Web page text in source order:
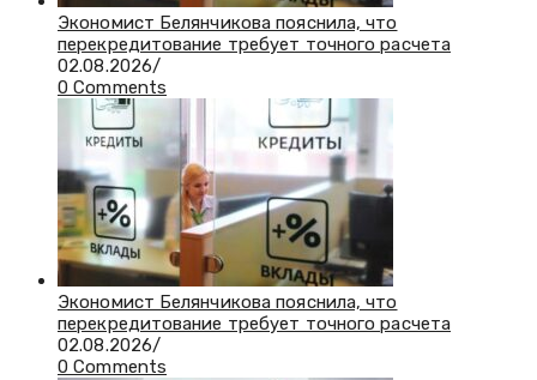
Экономист Белянчикова пояснила, что
перекредитование требует точного расчета
02.08.2026/
0 Comments
Экономист Белянчикова пояснила, что
перекредитование требует точного расчета
02.08.2026/
0 Comments